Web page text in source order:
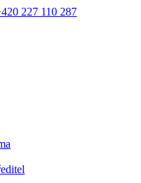
227 110 287